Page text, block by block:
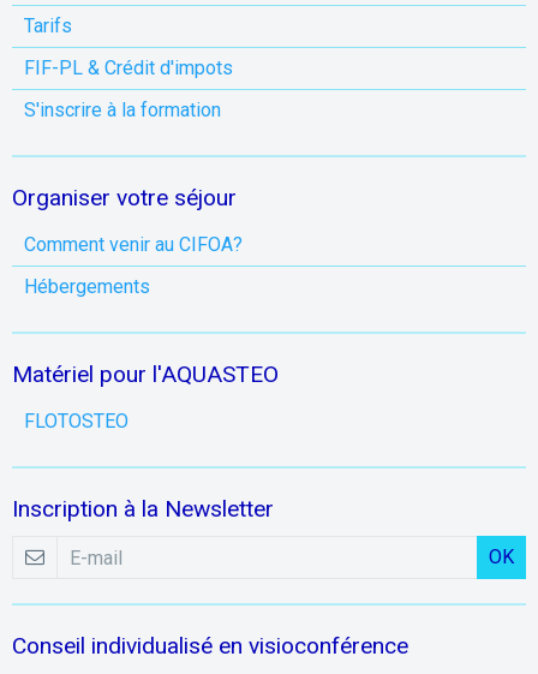
Tarifs
FIF-PL & Crédit d'impots
S'inscrire à la formation
Organiser votre séjour
Comment venir au CIFOA?
Hébergements
Matériel pour l'AQUASTEO
FLOTOSTEO
Inscription à la Newsletter
OK
Conseil individualisé en visioconférence